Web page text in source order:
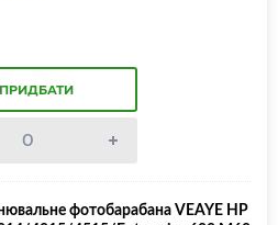
ПРИДБАТИ
фотобарабана VEAYE HP